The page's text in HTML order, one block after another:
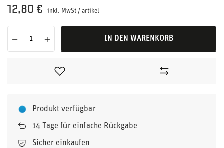
12,80 € inkl. MwSt / artikel
IN DEN WARENKORB
Produkt verfügbar
14 Tage für einfache Rückgabe
Sicher einkaufen